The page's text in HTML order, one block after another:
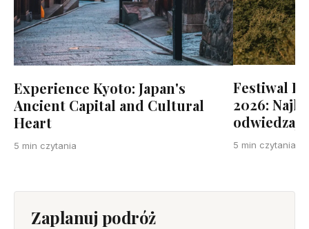
Experience Kyoto: Japan's
Ancient Capital and Cultural
Heart
5 min czytania
Festiwal
2026:
5 min czytania
Zaplanuj podróż